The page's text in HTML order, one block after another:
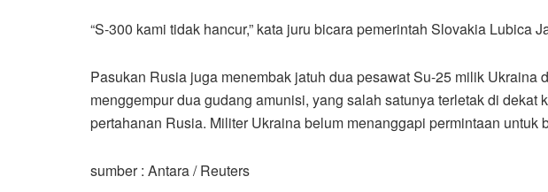
“S-300 kami tidak hancur,” kata juru bicara pemerintah Slovakia Lubica
Pasukan Rusia juga menembak jatuh dua pesawat Su-25 milik Ukraina
menggempur dua gudang amunisi, yang salah satunya terletak di dekat
pertahanan Rusia. Militer Ukraina belum menanggapi permintaan untuk
sumber : Antara / Reuters